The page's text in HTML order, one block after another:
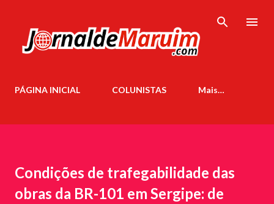
PÁGINA INICIAL COLUNISTAS Mais…
Condições de trafegabilidade das
obras da BR-101 em Sergipe: de